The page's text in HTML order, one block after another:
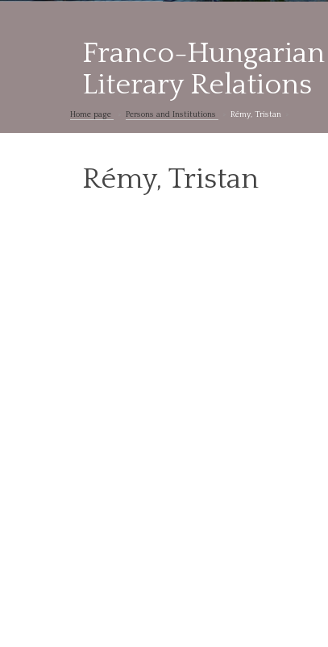
Franco-Hungarian
Literary Relations
Home page Persons and Institutions Rémy, Tristan
Rémy, Tristan